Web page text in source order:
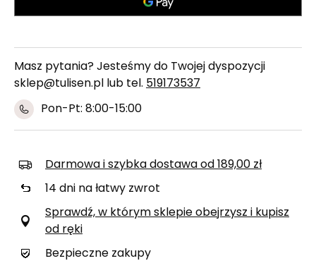
Masz pytania? Jesteśmy do Twojej dyspozycji
sklep@tulisen.pl lub tel. 519173537
Pon-Pt: 8:00-15:00
Darmowa i szybka dostawa od 189,00 zł
14 dni na łatwy zwrot
Sprawdź, w którym sklepie obejrzysz i kupisz
od ręki
Bezpieczne zakupy